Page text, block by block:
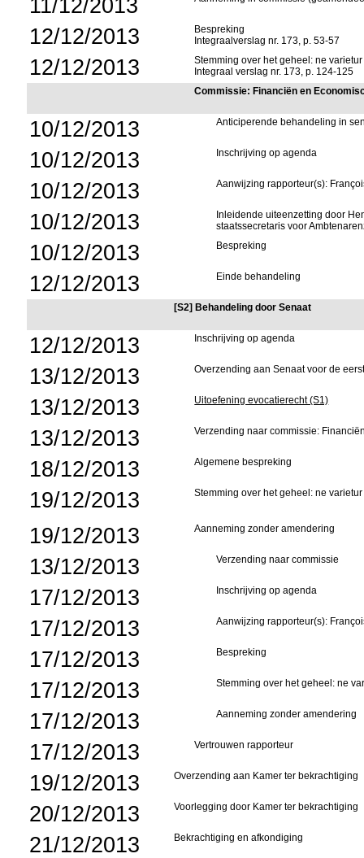
11/12/2013
12/12/2013
Bespreking
Integraalverslag nr. 173, p. 53-57
12/12/2013
Stemming over het geheel: ne
Integraal verslag nr. 173, p. 124-125
Commissie: Financiën en
10/12/2013 Anticiperende behandeling in
10/12/2013 Inschrijving op agenda
10/12/2013 Aanwijzing rapporteur(s):
10/12/2013
Inleidende uiteenzetting door
staatssecretaris voor
10/12/2013 Bespreking
12/12/2013 Einde behandeling
[S2] Behandeling door Senaat
12/12/2013 Inschrijving op agenda
13/12/2013 Overzending aan Senaat voor de
13/12/2013 Uitoefening evocatierecht (S1)
13/12/2013 Verzending naar commissie:
18/12/2013 Algemene bespreking
19/12/2013 Stemming over het geheel: ne
19/12/2013 Aanneming zonder amendering
13/12/2013 Verzending naar commissie
17/12/2013 Inschrijving op agenda
17/12/2013 Aanwijzing rapporteur(s):
17/12/2013 Bespreking
17/12/2013 Stemming over het geheel: ne
17/12/2013 Aanneming zonder amendering
17/12/2013 Vertrouwen rapporteur
19/12/2013 Overzending aan Kamer ter bekrachtiging
20/12/2013 Voorlegging door Kamer ter bekrachtiging
21/12/2013 Bekrachtiging en afkondiging